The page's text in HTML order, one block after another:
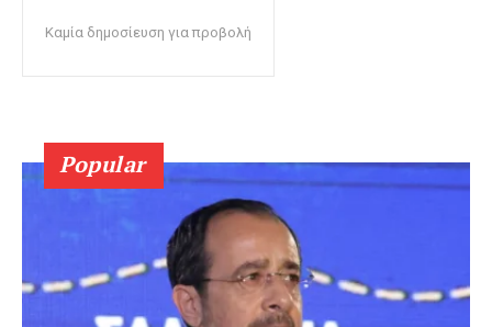
Καμία δημοσίευση για προβολή
Popular